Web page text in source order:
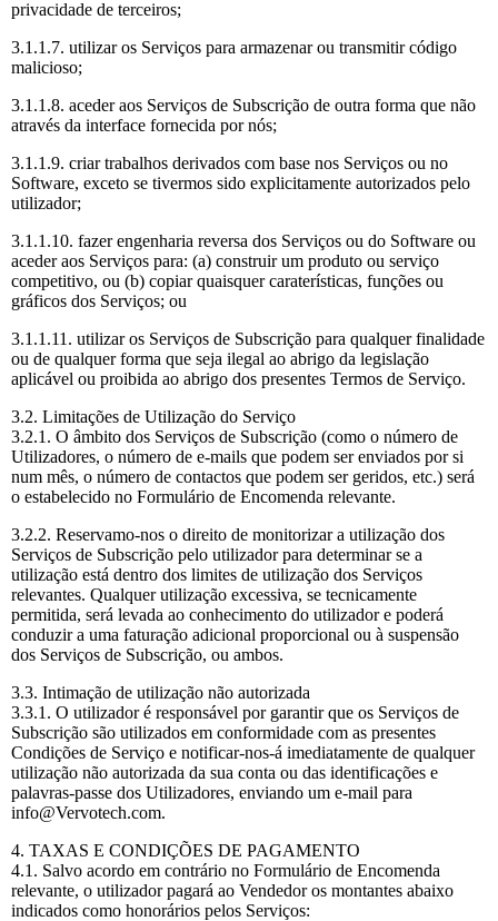
privacidade de terceiros;
3.1.1.7. utilizar os Serviços para armazenar ou transmitir código
malicioso;
3.1.1.8. aceder aos Serviços de Subscrição de outra forma que não
através da interface fornecida por nós;
3.1.1.9. criar trabalhos derivados com base nos Serviços ou no
Software, exceto se tivermos sido explicitamente autorizados pelo
utilizador;
3.1.1.10. fazer engenharia reversa dos Serviços ou do Software ou
aceder aos Serviços para: (a) construir um produto ou serviço
competitivo, ou (b) copiar quaisquer caraterísticas, funções ou
gráficos dos Serviços; ou
3.1.1.11. utilizar os Serviços de Subscrição para qualquer finalidade
ou de qualquer forma que seja ilegal ao abrigo da legislação
aplicável ou proibida ao abrigo dos presentes Termos de Serviço.
3.2. Limitações de Utilização do Serviço
3.2.1. O âmbito dos Serviços de Subscrição (como o número de
Utilizadores, o número de e-mails que podem ser enviados por si
num mês, o número de contactos que podem ser geridos, etc.) será
o estabelecido no Formulário de Encomenda relevante.
3.2.2. Reservamo-nos o direito de monitorizar a utilização dos
Serviços de Subscrição pelo utilizador para determinar se a
utilização está dentro dos limites de utilização dos Serviços
relevantes. Qualquer utilização excessiva, se tecnicamente
permitida, será levada ao conhecimento do utilizador e poderá
conduzir a uma faturação adicional proporcional ou à suspensão
dos Serviços de Subscrição, ou ambos.
3.3. Intimação de utilização não autorizada
3.3.1. O utilizador é responsável por garantir que os Serviços de
Subscrição são utilizados em conformidade com as presentes
Condições de Serviço e notificar-nos-á imediatamente de qualquer
utilização não autorizada da sua conta ou das identificações e
palavras-passe dos Utilizadores, enviando um e-mail para
info@Vervotech.com.
4. TAXAS E CONDIÇÕES DE PAGAMENTO
4.1. Salvo acordo em contrário no Formulário de Encomenda
relevante, o utilizador pagará ao Vendedor os montantes abaixo
indicados como honorários pelos Serviços: